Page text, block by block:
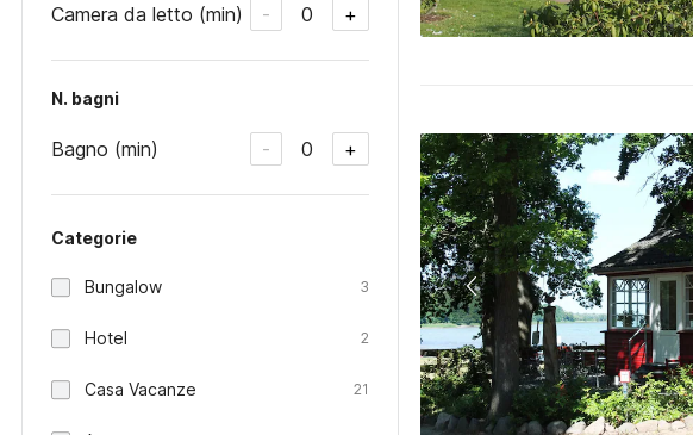
Camera da letto (min) - 0 +
N. bagni
Bagno (min) - 0 +
Categorie
Bungalow 3
Hotel 2
Casa Vacanze 21